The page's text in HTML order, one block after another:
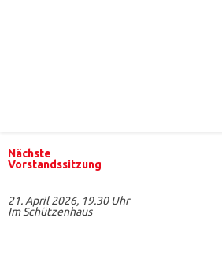
Nächste
Vorstandssitzung
21. April 2026, 19.30 Uhr
Im Schützenhaus